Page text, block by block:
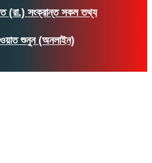
(রা.) সংক্রান্ত সকল তথ্য
শুনুন (অনলাইন)